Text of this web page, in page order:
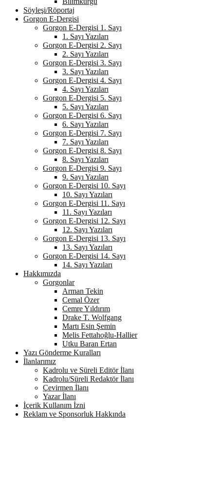
Söyleşi/Röportaj
Gorgon E-Dergisi
Gorgon E-Dergisi 1. Sayı
1. Sayı Yazıları
Gorgon E-Dergisi 2. Sayı
2. Sayı Yazıları
Gorgon E-Dergisi 3. Sayı
3. Sayı Yazıları
Gorgon E-Dergisi 4. Sayı
4. Sayı Yazıları
Gorgon E-Dergisi 5. Sayı
5. Sayı Yazıları
Gorgon E-Dergisi 6. Sayı
6. Sayı Yazıları
Gorgon E-Dergisi 7. Sayı
7. Sayı Yazıları
Gorgon E-Dergisi 8. Sayı
8. Sayı Yazıları
Gorgon E-Dergisi 9. Sayı
9. Sayı Yazıları
Gorgon E-Dergisi 10. Sayı
10. Sayı Yazıları
Gorgon E-Dergisi 11. Sayı
11. Sayı Yazıları
Gorgon E-Dergisi 12. Sayı
12. Sayı Yazıları
Gorgon E-Dergisi 13. Sayı
13. Sayı Yazıları
Gorgon E-Dergisi 14. Sayı
14. Sayı Yazıları
Hakkımızda
Gorgonlar
Arman Tekin
Cemal Özer
Cemre Yıldırım
Drake T. Wolfgang
Martı Esin Şemin
Melis Fettahoğlu-Hallier
Utku Baran Ertan
Yazı Gönderme Kuralları
İlanlarımız
Kadrolu ve Süreli Editör İlanı
Kadrolu/Süreli Redaktör İlanı
Çevirmen İlanı
Yazar İlanı
İçerik Kullanım İzni
Reklam ve Sponsorluk Hakkında